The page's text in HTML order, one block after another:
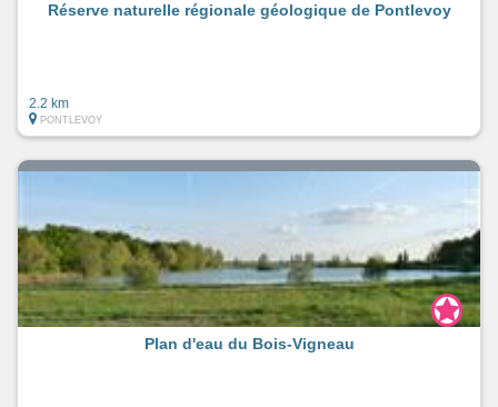
Réserve naturelle régionale géologique de Pontlevoy
2.2 km
PONTLEVOY
Plan d'eau du Bois-Vigneau